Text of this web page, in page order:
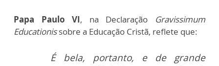
Papa Paulo VI, na Declaração Gravissimum
Educationissobre a Educação Cristã, reflete que:
É bela, portanto, e de grande